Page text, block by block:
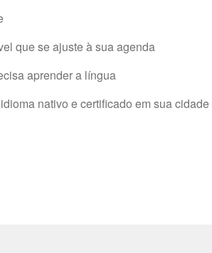
que se ajuste à sua agenda
aprender a língua
nativo e certificado em sua